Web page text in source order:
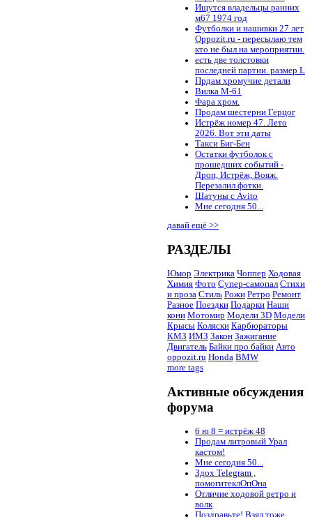
Ищутся владельцы ранних
м67 1974 год
Футболки и нашивки 27 лет
Oppozit.ru - пересылаю тем
кто не был на мероприятии.
есть две толстовки
последней партии. размер L
Прдам хромучие детали
Вилка М-61
Фара хром.
Продам шестерни Герцог
Истрёж номер 47. Лето
2026. Вот эти даты
Такси Биг-Бен
Остатки футболок с
прошедших событий -
Дроп, Истрёж, Вояж.
Перезалил фотки.
Шатуны с Avito
Мне сегодня 50...
давай ещё >>
РАЗДЕЛЫ
Юмор Электрика Чоппер Ходовая
Химия Фото Супер-самопал Стихи
и проза Стиль Рожи Ретро Ремонт
Разное Поездки Подарки Наши
кони Мотомир Модели 3D Модели
Крысы Коляски Карбюраторы
КМЗ ИМЗ Закон Зажигание
Двигатель Байки про байки Авто
oppozit.ru Honda BMW
more tags
Активные обсуждения
форума
6 ю 8 = истрёж 48
Продам литровый Урал
кастом!
Мне сегодня 50...
Здох Telegram ,
помогитеклОпОна
Отличие ходовой ретро и
волк
Поздравьте! Взял тоже